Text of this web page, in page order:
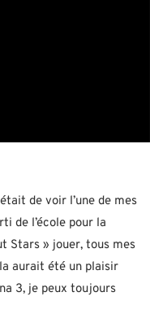
de voir l’une de mes
de l’école pour la
Stars » jouer, tous mes
aurait été un plaisir
3, je peux toujours